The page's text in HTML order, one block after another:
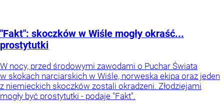
"Fakt": skoczków w Wiśle mogły okraść...
prostytutki
W nocy, przed środowymi zawodami o Puchar Świata
w skokach narciarskich w Wiśle, norweska ekipa oraz jeden
z niemieckich skoczków zostali okradzeni. Złodziejami
mogły być prostytutki - podaje "Fakt".